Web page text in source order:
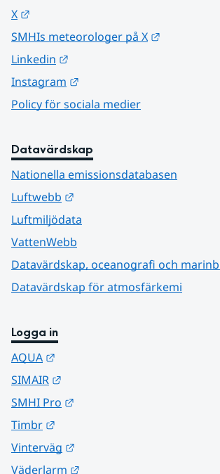
X
SMHIs meteorologer på X
Linkedin
Instagram
Policy för sociala medier
Datavärdskap
Nationella emissionsdatabasen
Luftwebb
Luftmiljödata
VattenWebb
Datavärdskap, oceanografi och
Datavärdskap för atmosfärkemi
Logga in
AQUA
SIMAIR
SMHI Pro
Timbr
Vinterväg
Väderlarm